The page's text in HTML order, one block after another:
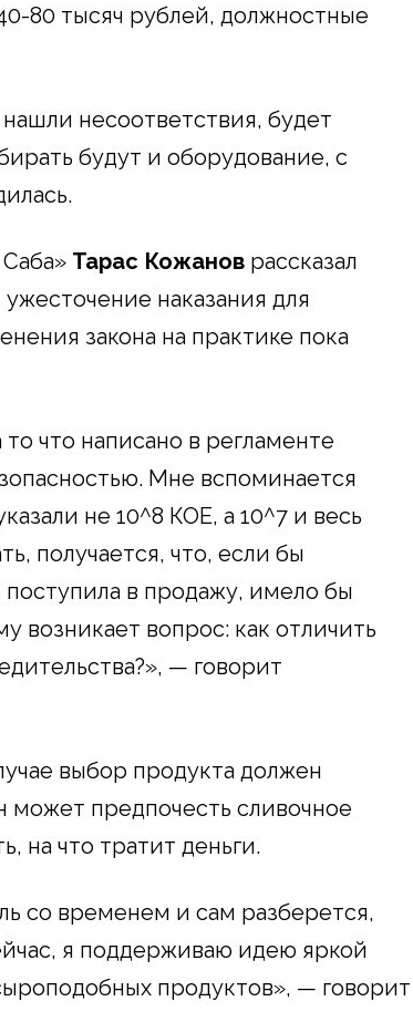
80 тысяч рублей, должностные
несоответствия, будет
будут и оборудование, с
Тарас Кожанов рассказал
наказания для
закона на практике пока
что написано в регламенте
Мне вспоминается
не 10^8 КОЕ, а 10^7 и весь
получается, что, если бы
в продажу, имело бы
возникает вопрос: как отличить
— говорит
выбор продукта должен
может предпочесть сливочное
на что тратит деньги.
со временем и сам разберется,
я поддерживаю идею яркой
продуктов», — говорит